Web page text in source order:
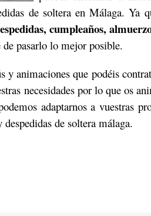
de soltera en Málaga. Ya
cumpleaños,
de pasarlo lo mejor posible.
y animaciones que podéis
necesidades por lo que os
adaptarnos a vuestras
de soltera málaga.